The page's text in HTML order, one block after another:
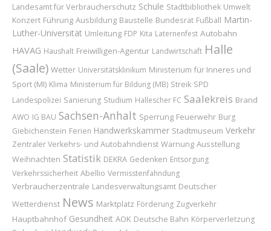
Landesamt für Verbraucherschutz Schule Stadtbibliothek Umwelt
Konzert Führung Ausbildung Baustelle Bundesrat Fußball Martin-
Luther-Universität Umleitung FDP Kita Laternenfest Autobahn
HAVAG Haushalt Freiwilligen-Agentur Landwirtschaft Halle
(Saale) Wetter Universitätsklinikum Ministerium für Inneres und
Sport (MI) Klima Ministerium für Bildung (MB) Streik SPD
Landespolizei Sanierung Studium Hallescher FC Saalekreis Brand
AWO IG BAU Sachsen-Anhalt Sperrung Feuerwehr Burg
Giebichenstein Ferien Handwerkskammer Stadtmuseum Verkehr
Zentraler Verkehrs- und Autobahndienst Warnung Ausstellung
Weihnachten Statistik DEKRA Gedenken Entsorgung
Verkehrssicherheit Abellio Vermisstenfahndung
Verbraucherzentrale Landesverwaltungsamt Deutscher
Wetterdienst News Marktplatz Förderung Zugverkehr
Hauptbahnhof Gesundheit AOK Deutsche Bahn Körperverletzung